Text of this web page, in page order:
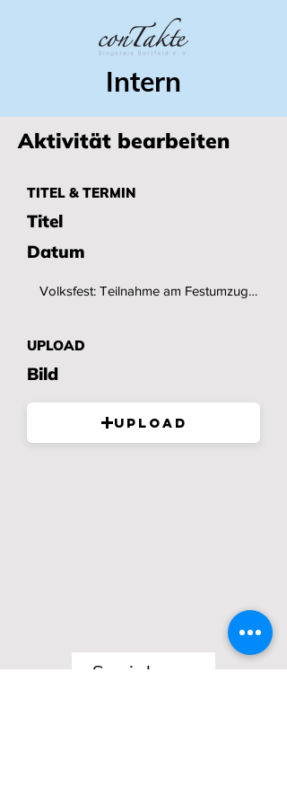
Intern
Aktivität bearbeiten
TITEL & TERMIN
Titel
Datum
UPLOAD
Bild
Upload
Speichern